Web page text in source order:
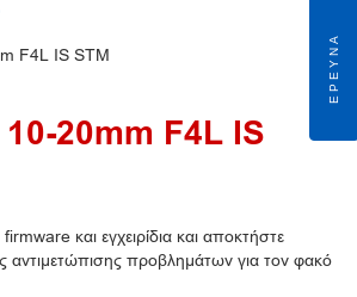
10-20mm F4L IS
και εγχειρίδια και αποκτήστε
προβλημάτων για τον φακό
ΈΡΕΥΝΑ